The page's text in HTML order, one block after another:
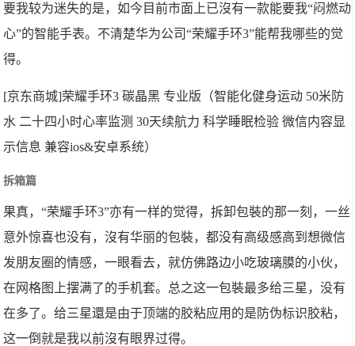
要我较为迷失的是，如今目前市面上已沒有一款能要我“闷燃动
心”的智能手表。不清楚华为公司“荣耀手环3”能帮我哪些的觉
得。
[京东商城]荣耀手环3 碳晶黑 专业版（智能化健身运动 50米防
水 二十四小时心率监测 30天续航力 科学睡眠检验 微信内容显
示信息 兼容ios&安卓系统）
拆箱篇
果真，“荣耀手环3”亦有一样的觉得，拆卸包裝的那一刻，一丝
意外惊喜也没有，沒有华丽的包裝，都没有高级感高到想微信
发朋友圈的情感，一眼看去，就仿佛路边小吃玻璃膜的小伙，
在网格图上摆满了的手机套。总之这一包裝最多给三星，没有
在多了。给三星還是由于顶端的胶粘应用的是防伪标识胶粘，
这一倒就是我以前沒有眼界过得。